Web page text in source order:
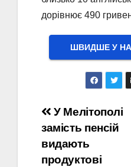
дорівнює 490
ШВИДШЕ У
Навігація
записів
У Мелітополі
замість пенсій
видають
продуктові